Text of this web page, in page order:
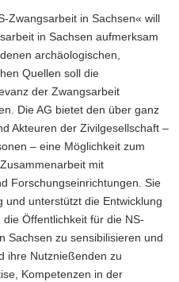
Zwangsarbeit in Sachsen« will
in Sachsen aufmerksam
archäologischen,
Quellen soll die
der Zwangsarbeit
Die AG bietet den über ganz
Akteuren der Zivilgesellschaft –
– eine Möglichkeit zum
mit
Forschungseinrichtungen. Sie
und unterstützt die Entwicklung
Öffentlichkeit für die NS-
Sachsen zu sensibilisieren und
ihre Nutznießenden zu
Kompetenzen in der